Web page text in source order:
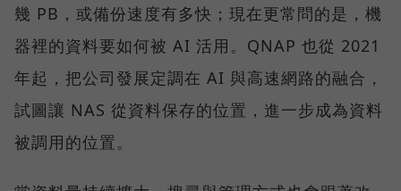
幾 PB，或備份速度有多快；現在更常問的是，機
器裡的資料要如何被 AI 活用。QNAP 也從 2021
年起，把公司發展定調在 AI 與高速網路的融合，
試圖讓 NAS 從資料保存的位置，進一步成為資料
被調用的位置。